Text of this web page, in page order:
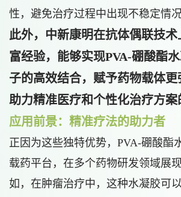
性，避免治疗过程中出现不稳定情况
此外，中新康明在抗体偶联技
富经验，能够实现PVA-硼酸酯
子的高效结合，赋予药物载体更
助力精准医疗和个性化治疗方案
应用前景：精准疗法的助力者
正因为这些独特优势，PVA-硼酸酯
载药平台，在多个药物研发领域展
如，在肿瘤治疗中，这种水凝胶可